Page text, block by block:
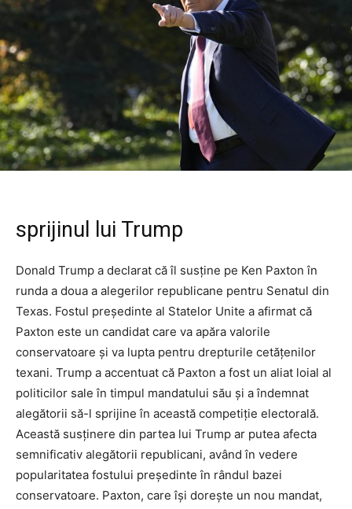
sprijinul lui Trump
Donald Trump a declarat că îl susține pe Ken Paxton în
runda a doua a alegerilor republicane pentru Senatul din
Texas. Fostul președinte al Statelor Unite a afirmat că
Paxton este un candidat care va apăra valorile
conservatoare și va lupta pentru drepturile cetățenilor
texani. Trump a accentuat că Paxton a fost un aliat loial al
politicilor sale în timpul mandatului său și a îndemnat
alegătorii să-l sprijine în această competiție electorală.
Această susținere din partea lui Trump ar putea afecta
semnificativ alegătorii republicani, având în vedere
popularitatea fostului președinte în rândul bazei
conservatoare. Paxton, care își dorește un nou mandat,